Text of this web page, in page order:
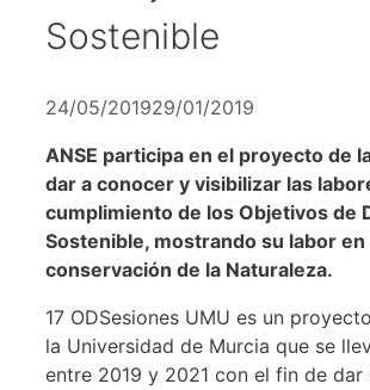
Sostenible
24/05/201929/01/2019
ANSE participa en el proyecto de
dar a conocer y visibilizar las
cumplimiento de los Objetivos de
Sostenible, mostrando su labor en
conservación de la Naturaleza.
17 ODSesiones UMU es un
la Universidad de Murcia que se
entre 2019 y 2021 con el fin de dar